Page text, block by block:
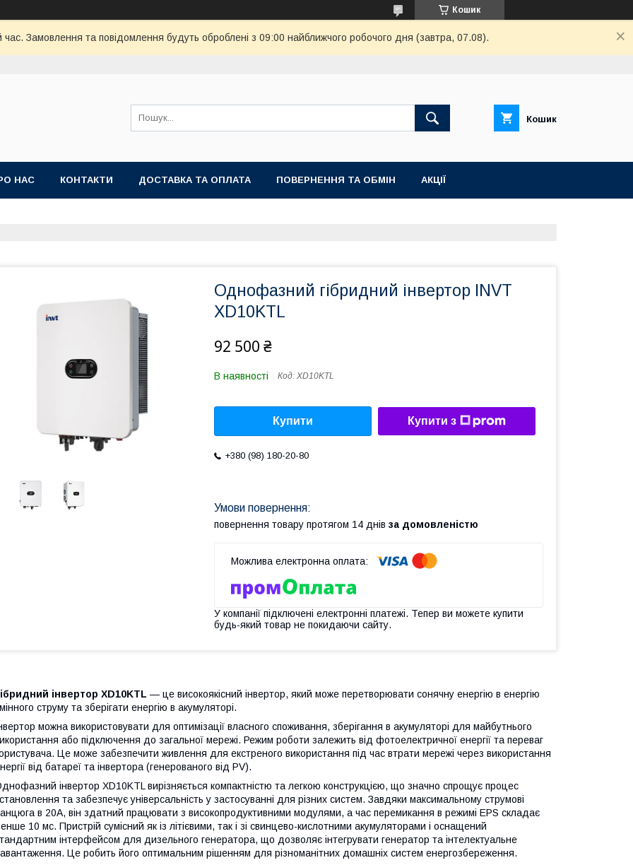
Кошик
час. Замовлення та повідомлення будуть оброблені з 09:00 найближчого робочого дня (завтра, 07.08).
Кошик
НАС КОНТАКТИ ДОСТАВКА ТА ОПЛАТА ПОВЕРНЕННЯ ТА ОБМІН АКЦІЇ
Однофазний гібридний інвертор INVT
XD10KTL
92 500 ₴
В наявності Код: XD10KTL
Купити Купити з
+380 (98) 180-20-80
повернення товару протягом 14 днів за домовленістю
У компанії підключені електронні платежі. Тепер ви можете купити
будь-який товар не покидаючи сайту.
інвертор XD10KTL — це високоякісний інвертор, який може перетворювати сонячну енергію в енергію
струму та зберігати енергію в акумуляторі.
можна використовувати для оптимізації власного споживання, зберігання в акумуляторі для майбутнього
або підключення до загальної мережі. Режим роботи залежить від фотоелектричної енергії та переваг
Це може забезпечити живлення для екстреного використання під час втрати мережі через використання
від батареї та інвертора (генерованого від PV).
інвертор XD10KTL вирізняється компактністю та легкою конструкцією, що значно спрощує процес
та забезпечує універсальність у застосуванні для різних систем. Завдяки максимальному струмові
в 20А, він здатний працювати з високопродуктивними модулями, а час перемикання в режимі EPS складає
10 мс. Пристрій сумісний як із літієвими, так і зі свинцево-кислотними акумуляторами і оснащений
інтерфейсом для дизельного генератора, що дозволяє інтегрувати генератор та інтелектуальне
Це робить його оптимальним рішенням для різноманітних домашніх систем енергозбереження.